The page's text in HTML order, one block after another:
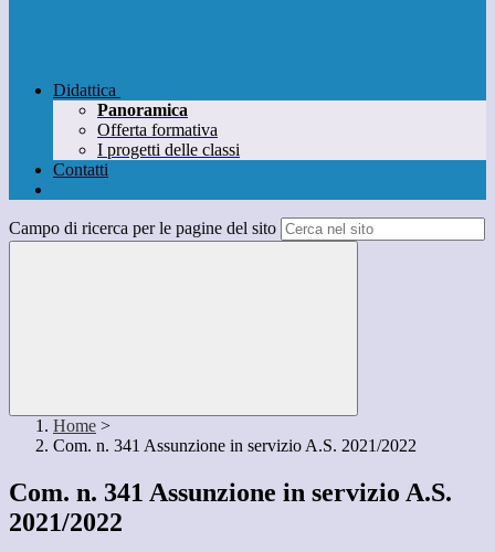
Didattica
Panoramica
Offerta formativa
I progetti delle classi
Contatti
Campo di ricerca per le pagine del sito
Home >
Com. n. 341 Assunzione in servizio A.S. 2021/2022
Com. n. 341 Assunzione in servizio A.S.
2021/2022